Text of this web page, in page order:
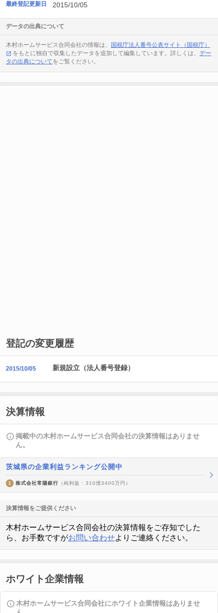
最終登記更新日 2015/10/05
データの出典について
木村ホームサービス合同会社の情報は、
国税庁法人番号公表サイト（国税庁）
をもとに独自で収集したデータを追加して編集しています。詳しくは、 デー
タの出典についてをご覧ください。
登記の変更履歴
2015/10/05 新規設立（法人番号登録）
決算情報
掲載中の木村ホームサービス合同会社の決算情報はありませ
ん。
茨城県の企業利益ランキング公開中
1 株式会社常陽銀行 （純利益 : 310億3400万円）
決算情報をご提供ください
木村ホームサービス合同会社の決算情報をご存知でした
ら、お手数ですがお問い合わせよりご連絡ください。
ホワイト企業情報
木村ホームサービス合同会社にホワイト企業情報はありませ